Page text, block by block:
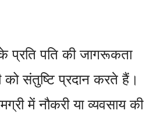
प्रति पति की जागरूकता
को संतुष्टि प्रदान करते हैं।
में नौकरी या व्यवसाय की